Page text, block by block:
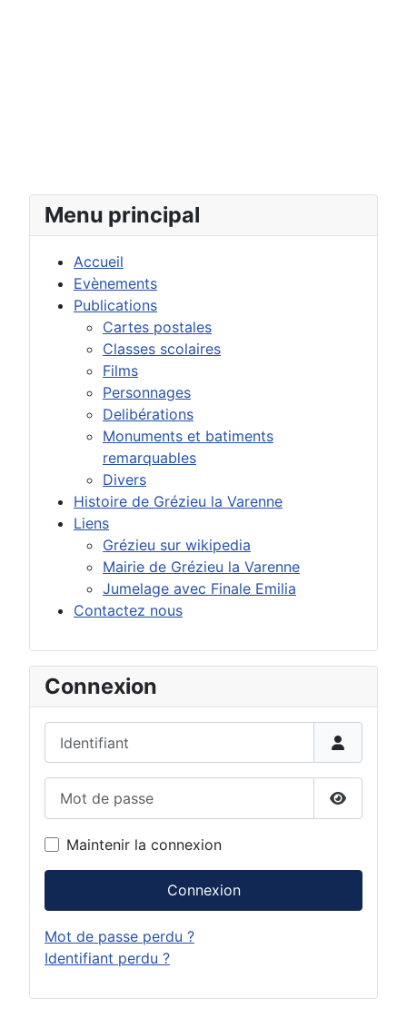
Menu principal
Accueil
Evènements
Publications
Cartes postales
Classes scolaires
Films
Personnages
Delibérations
Monuments et batiments
remarquables
Divers
Histoire de Grézieu la Varenne
Liens
Grézieu sur wikipedia
Mairie de Grézieu la Varenne
Jumelage avec Finale Emilia
Contactez nous
Connexion
Afficher
Maintenir la connexion
Connexion
Mot de passe perdu ?
Identifiant perdu ?